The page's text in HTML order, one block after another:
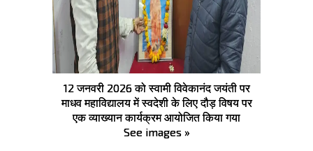
12 जनवरी 2026 को स्वामी विवेकानंद जयंती पर
माधव महाविद्यालय में स्वदेशी के लिए दौड़ विषय पर
एक व्याख्यान कार्यक्रम आयोजित किया गया
See images »